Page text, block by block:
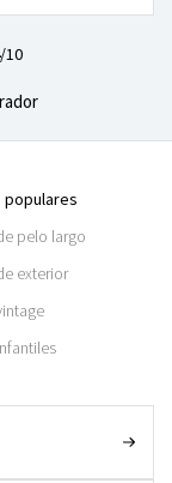
/10
populares
pelo largo
exterior